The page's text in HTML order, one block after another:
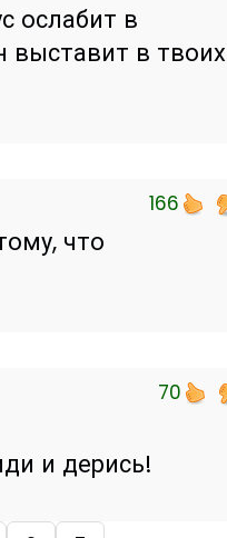
ослабит в
выставит в твоих
166
что
70
и дерись!